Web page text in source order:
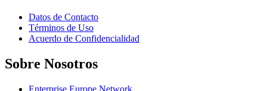
Datos de Contacto
Términos de Uso
Acuerdo de Confidencialidad
Sobre Nosotros
Enterprise Europe Network